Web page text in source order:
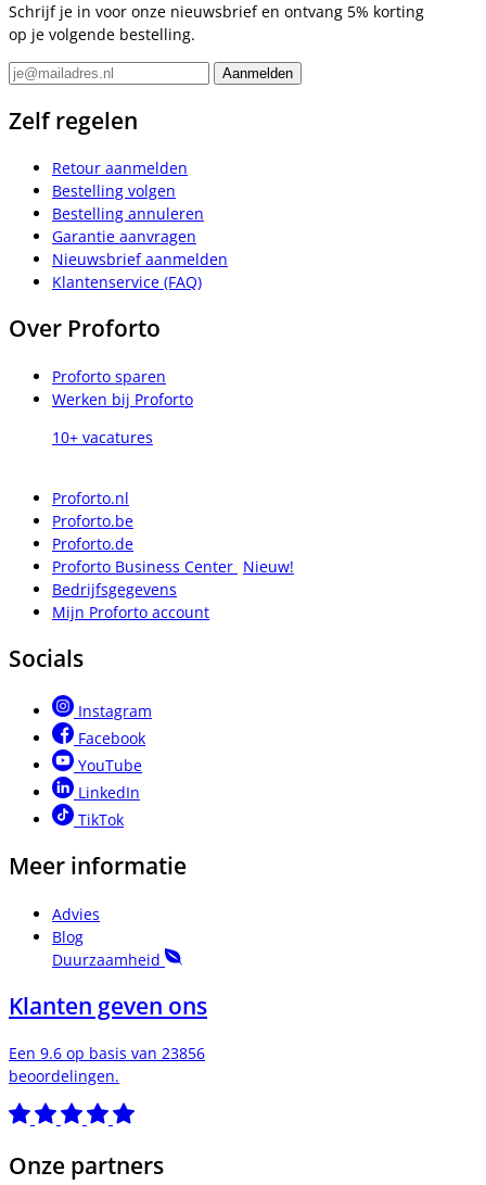
Schrijf je in voor onze nieuwsbrief en ontvang 5% korting
op je volgende bestelling.
Zelf regelen
Retour aanmelden
Bestelling volgen
Bestelling annuleren
Garantie aanvragen
Nieuwsbrief aanmelden
Klantenservice (FAQ)
Over Proforto
Proforto sparen
Werken bij Proforto
10+ vacatures
Proforto.nl
Proforto.be
Proforto.de
Proforto Business Center Nieuw!
Bedrijfsgegevens
Mijn Proforto account
Socials
Instagram
Facebook
YouTube
LinkedIn
TikTok
Meer informatie
Advies
Blog
Duurzaamheid
Klanten geven ons
Een 9.6 op basis van 23856
beoordelingen.
Onze partners